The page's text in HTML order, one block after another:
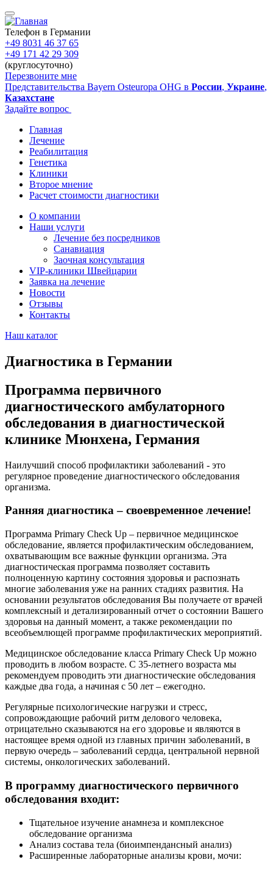
Перейти
к
основному
содержанию
Телефон в Германии
+49 8031 46 37 65
+49 171 42 29 309
(круглосуточно)
Перезвоните мне
Представительства Bayern Osteuropa OHG в России, Украине,
Казахстане
Задайте вопрос
Main
navigation
Главная
Лечение
Реабилитация
Генетика
Клиники
Второе мнение
Расчет стоимости диагностики
Sidebar
О компании
Наши услуги
Лечение без посредников
Санавиация
Заочная консультация
VIP-клиники Швейцарии
Заявка на лечение
Новости
Отзывы
Контакты
Наш каталог
Диагностика в Германии
Программа первичного
диагностического амбулаторного
обследования в диагностической
клинике Мюнхена, Германия
Наилучший способ профилактики заболеваний - это
регулярное проведение диагностического обследования
организма.
Ранняя диагностика – своевременное лечение!
Программа Primary Check Up – первичное медицинское
обследование, является профилактическим обследованием,
охватывающим все важные функции организма. Эта
диагностическая программа позволяет составить
полноценную картину состояния здоровья и распознать
многие заболевания уже на ранних стадиях развития. На
основании результатов обследования Вы получаете от врачей
комплексный и детализированный отчет о состоянии Вашего
здоровья на данный момент, а также рекомендации по
всеобъемлющей программе профилактических мероприятий.
Медицинское обследование класса Primary Check Up можно
проводить в любом возрасте. С 35-летнего возраста мы
рекомендуем проводить эти диагностические обследования
каждые два года, а начиная с 50 лет – ежегодно.
Регулярные психологические нагрузки и стресс,
сопровождающие рабочий ритм делового человека,
отрицательно сказываются на его здоровье и являются в
настоящее время одной из главных причин заболеваний, в
первую очередь – заболеваний сердца, центральной нервной
системы, онкологических заболеваний.
В программу диагностического первичного
обследования входит:
Тщательное изучение анамнеза и комплексное
обследование организма
Анализ состава тела (биоимпендансный анализ)
Расширенные лабораторные анализы крови, мочи: